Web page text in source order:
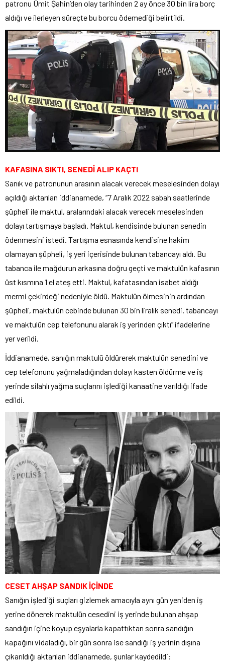
patronu Ümit Şahin’den olay tarihinden 2 ay önce 30 bin lira borç
aldığı ve ilerleyen süreçte bu borcu ödemediği belirtildi.
KAFASINA SIKTI, SENEDİ ALIP KAÇTI
Sanık ve patronunun arasının alacak verecek meselesinden dolayı
açıldığı aktarılan iddianamede, “7 Aralık 2022 sabah saatlerinde
şüpheli ile maktul, aralarındaki alacak verecek meselesinden
dolayı tartışmaya başladı. Maktul, kendisinde bulunan senedin
ödenmesini istedi. Tartışma esnasında kendisine hakim
olamayan şüpheli, iş yeri içerisinde bulunan tabancayı aldı. Bu
tabanca ile mağdurun arkasına doğru geçti ve maktulün kafasının
üst kısmına 1 el ateş etti. Maktul, kafatasından isabet aldığı
mermi çekirdeği nedeniyle öldü. Maktulün ölmesinin ardından
şüpheli, maktulün cebinde bulunan 30 bin liralık senedi, tabancayı
ve maktulün cep telefonunu alarak iş yerinden çıktı” ifadelerine
yer verildi.
İddianamede, sanığın maktulü öldürerek maktulün senedini ve
cep telefonunu yağmaladığından dolayı kasten öldürme ve iş
yerinde silahlı yağma suçlarını işlediği kanaatine varıldığı ifade
edildi.
CESET AHŞAP SANDIK İÇİNDE
Sanığın işlediği suçları gizlemek amacıyla aynı gün yeniden iş
yerine dönerek maktulün cesedini iş yerinde bulunan ahşap
sandığın içine koyup eşyalarla kapattıktan sonra sandığın
kapağını vidaladığı, bir gün sonra ise sandığı iş yerinin dışına
çıkarıldığı aktarılan iddianamede, şunlar kaydedildi: